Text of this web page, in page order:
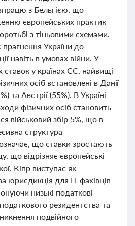
з Бельгією, що
європейських практик
з тіньовими схемами.
України до
навіть в умовах війни. У
ставок у країнах ЄС, найвищі
осіб встановлені в Данії
та Австрії (55%). В Україні
фізичних осіб становить
військовий збір 5%, що в
структура
що ставки зростають
що відрізняє європейські
Кіпр виступає як
юрисдикція для IT-фахівців
низькі податкові
резидентства та
подвійного